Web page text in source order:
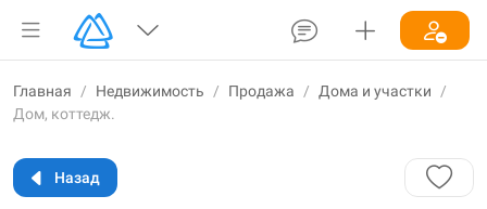
Главная / Недвижимость / Продажа / Дома и участки
/
Дом, коттедж.
Назад